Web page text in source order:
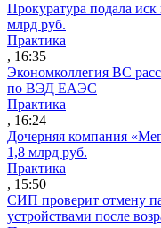
Прокуратура подала
млрд руб.
Практика
, 16:35
Экономколлегия ВС
по ВЭД ЕАЭС
Практика
, 16:24
Дочерняя компания
1,8 млрд руб.
Практика
, 15:50
СИП проверит отмену
устройствами после